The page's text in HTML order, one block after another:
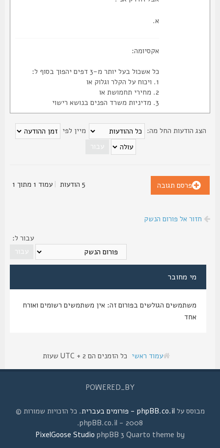
אקסיומה:
כל אשכול בעל יותר מ-3 דפים יהפוך בסוף ל:
הודעות החל מה: מיין לפי
פרסם תגובה |עמוד1מתוך1
חזור אל פורום הנשק
עבור ל:
מי מחובר
משתמשים הגולשים בפורום זה: אין משתמשים רשומים ואורח
עמוד ראשי כל הזמנים הם UTC + 2 שעות
POWERED_BY
מבוסס עלphpBB.co.il - פורומים בעברית
. כל הזכויות שמורות ©
2008 - phpBB.co.il.
phpBB 3 Quarto theme by
PixelGoose Studio